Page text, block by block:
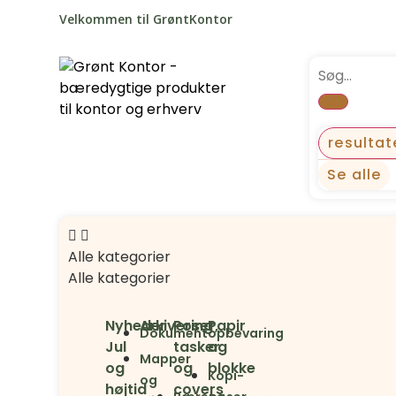
Velkommen til GrøntKontor
Se alle
Alle kategorier
Alle kategorier
Nyheder
Jul
og
højtid
Arkivering
Dokumentopbevaring
Mapper
og
Poser,
tasker
og
covers
Papir
og
blokke
Kopi-